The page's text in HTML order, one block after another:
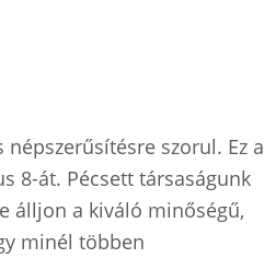
szorul. Ez a
8-át. Pécsett társaságunk
álljon a kiváló minőségű,
minél többen